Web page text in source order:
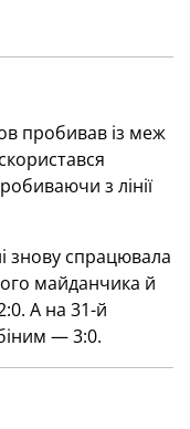
пробивав із меж
з лінії
знову спрацювала
майданчика й
А на 31-й
— 3:0.